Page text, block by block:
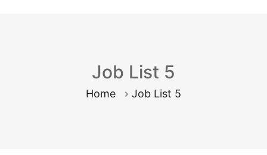
Job List 5
Home Job List 5